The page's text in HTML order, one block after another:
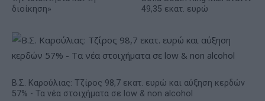
διοίκηση»
49,35 εκατ. ευρώ
Β.Σ. Καρούλιας: Τζίρος 98,7 εκατ. ευρώ και αύξηση κερδών
57% - Τα νέα στοιχήματα σε low & non alcohol